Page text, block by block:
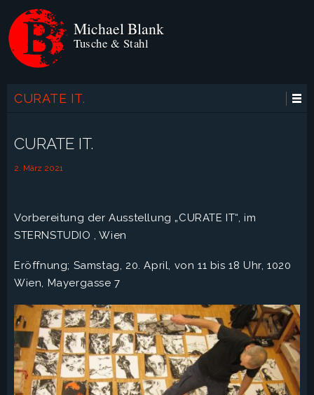
Michael Blank
Tusche & Stahl
CURATE IT.
CURATE IT.
2. März 2021
Vorbereitung der Ausstellung „CURATE IT“, im
STERNSTUDIO , Wien
Eröffnung; Samstag, 20. April, von 11 bis 18 Uhr, 1020
Wien, Mayergasse 7